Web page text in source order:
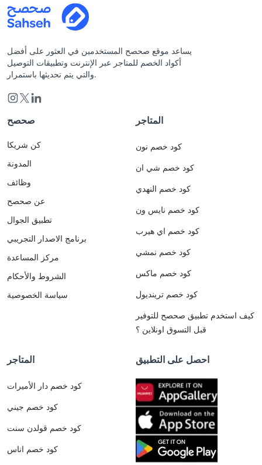
يساعد موقع صحصح المستخدمين في العثور على أفضل
أكواد الخصم للمتاجر عبر الإنترنت وتطبيقات التوصيل
والتي يتم تحديثها باستمرار.
صحصح
كن شريكا
المدونة
وظائف
عن صحصح
تطبيق الجوال
برنامج الاصدار التجريبي
مركز المساعدة
الشروط والأحكام
سياسة الخصوصية
المتاجر
كود خصم نون
كود خصم شي ان
كود خصم النهدي
كود خصم نايس ون
كود خصم اي هيرب
كود خصم نمشي
كود خصم ماكس
كود خصم ترينديول
كيف استخدم تطبيق صحصح للتوفير
قبل التسوق اونلاين ؟
المتاجر
كود خصم دار الأميرات
كود خصم جيني
كود خصم قولدن سنت
كود خصم اناس
احصل على التطبيق